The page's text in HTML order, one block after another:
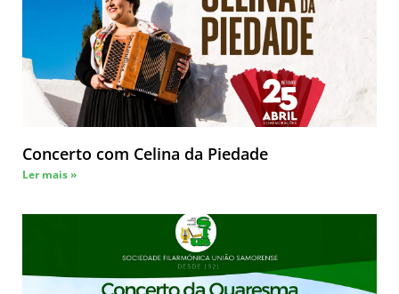
Concerto com Celina da Piedade
Ler mais »